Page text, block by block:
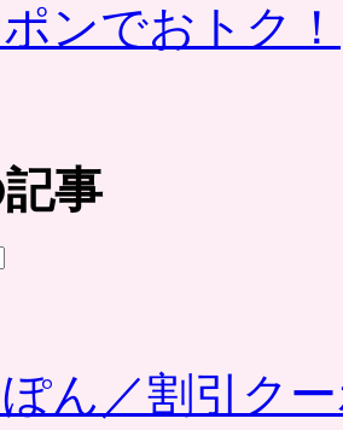
ンでおトク！
事
ん／割引ク